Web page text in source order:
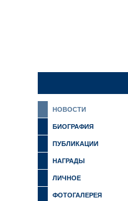
НОВОСТИ
БИОГРАФИЯ
ПУБЛИКАЦИИ
НАГРАДЫ
ЛИЧНОЕ
ФОТОГАЛЕРЕЯ